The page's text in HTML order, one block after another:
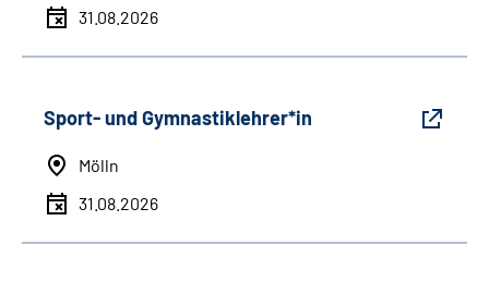
31.08.2026
Sport- und Gymnastiklehrer*in
Mölln
31.08.2026